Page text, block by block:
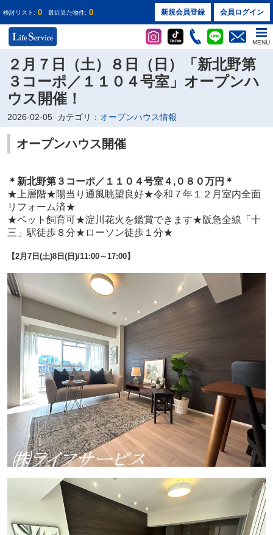
検討リスト: 0 最近見た物件: 0 新規会員登録 会員ログイン
MENU
２月７日（土）８日（日）「新北野第
３コーポ／１１０４号室」オープンハ
ウス開催！
2026-02-05 カテゴリ： オープンハウス情報
オープンハウス開催
＊新北野第３コーポ／１１０４号室４ ,０８０万円 ＊
★ 上層階★陽当り通風眺望良好★令和７年１２月室内全面
リフォーム済★
★ペット飼育可★淀川花火を鑑賞できます★阪急全線「十
三」駅徒歩８分★ローソン徒歩１分★
【2月7日(土)8日(日)/11:00～17:00】